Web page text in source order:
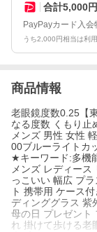
合計5,000
PayPayカード入会
うち2,000円相当は利
商品情報
老眼鏡度数0.25【
なる度数 くもり止
メンズ 男性 女性
00ブルーライトカ
★キーワード:多機
メンズ レディース
っこいい 幅広 プ
ト 携帯用 ケース
ディンググラス 紫
母の日 プレゼント
れ 掛けて歩ける老